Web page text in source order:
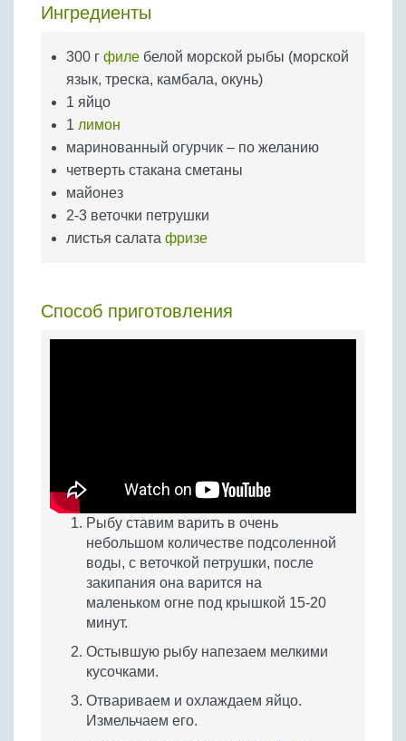
Бобовые
Крупы
Ингредиенты
300 г филе белой морской рыбы (морской
язык, треска, камбала, окунь)
1 яйцо
1 лимон
маринованный огурчик – по желанию
четверть стакана сметаны
майонез
2-3 веточки петрушки
листья салата фризе
Способ приготовления
Рыбу ставим варить в очень
небольшом количестве подсоленной
воды, с веточкой петрушки, после
закипания она варится на
маленьком огне под крышкой 15-20
минут.
Остывшую рыбу напезаем мелкими
кусочками.
Отвариваем и охлаждаем яйцо.
Измельчаем его.